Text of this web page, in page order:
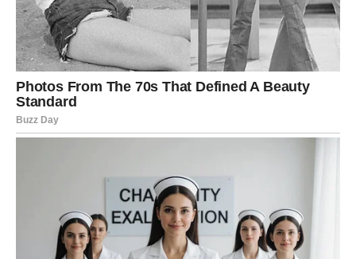
ćete mnogo lakše ostvariti ono što želite.
Zvijezde vam poručuju da ne ignorišete razgovore i nova
poznanstva jer upravo preko jedne neočekivane situacije
može doći velika sreća.
Najveća promjena koja vam dolazi nije samo u novcu ili
ljubavi, već i u vama samima. Tokom druge polovine maja